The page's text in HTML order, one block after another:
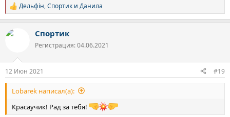
Р
е
к
Дельфін,Спортик и Данила
Спортик
Регистрация: 04.06.2021
12 Июн 2021 #19
Lobarek написал(а):
Красаучик! Рад за тебя!